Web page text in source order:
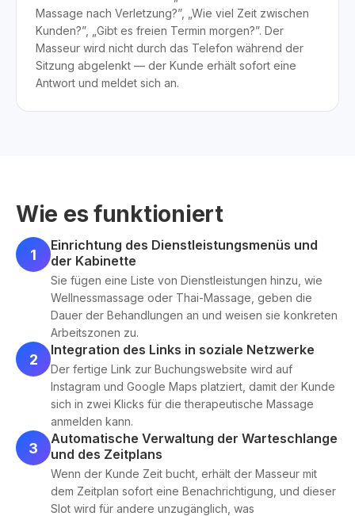
Massage nach Verletzung?”, „Wie viel Zeit zwischen
Kunden?”, „Gibt es freien Termin morgen?”. Der
Masseur wird nicht durch das Telefon während der
Sitzung abgelenkt — der Kunde erhält sofort eine
Antwort und meldet sich an.
Wie es funktioniert
1
Einrichtung des Dienstleistungsmenüs und
der Kabinette
Sie fügen eine Liste von Dienstleistungen hinzu, wie
Wellnessmassage oder Thai-Massage, geben die
Dauer der Behandlungen an und weisen sie konkreten
Arbeitszonen zu.
2
Integration des Links in soziale Netzwerke
Der fertige Link zur Buchungswebsite wird auf
Instagram und Google Maps platziert, damit der Kunde
sich in zwei Klicks für die therapeutische Massage
anmelden kann.
3
Automatische Verwaltung der Warteschlange
und des Zeitplans
Wenn der Kunde Zeit bucht, erhält der Masseur mit
dem Zeitplan sofort eine Benachrichtigung, und dieser
Slot wird für andere unzugänglich, was